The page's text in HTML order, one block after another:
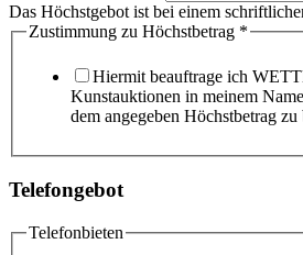
Das Höchstgebot ist bei einem
Zustimmung zu Höchstbetrag *
Hiermit beauftrage ich
Kunstauktionen in meinem
dem angegeben Höchstbetrag zu
Telefongebot
Telefonbieten